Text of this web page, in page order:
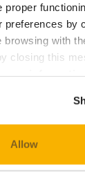
preferences by
browsing with
closing this
Allow
e la
dai 6